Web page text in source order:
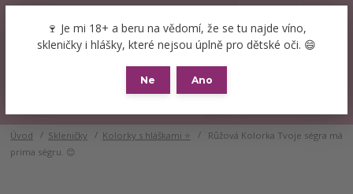
🍷 Je mi 18+ a beru na vědomí, že se tu najde víno,
skleničky i hlášky, které nejsou úplně pro dětské oči. 😄
Ne
Ano
0 Kč
Úvod Skleničky Kolorky s hláškami ⭐
Růžová Kolorka Tvoje ségra má
prima ségru. 😊